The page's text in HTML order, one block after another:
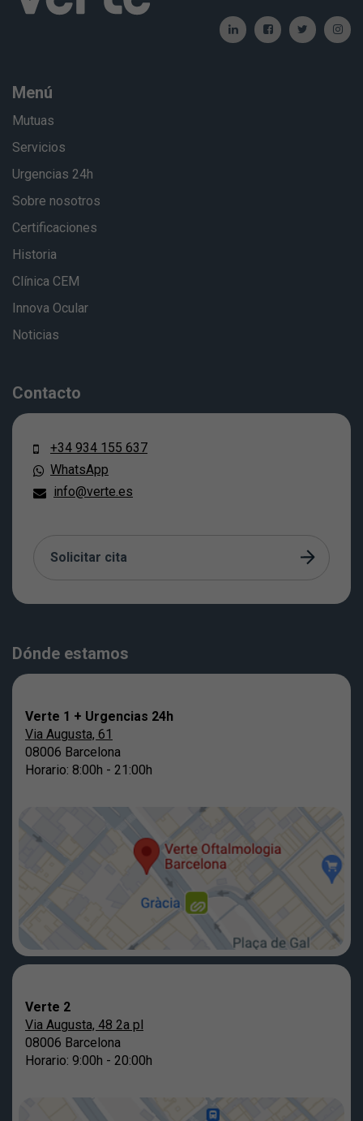
Menú
Mutuas
Servicios
Urgencias 24h
Sobre nosotros
Certificaciones
Historia
Clínica CEM
Innova Ocular
Noticias
Contacto
+34 934 155 637
WhatsApp
info@verte.es
Solicitar cita
Dónde estamos
Verte 1 + Urgencias 24h
Via Augusta, 61
08006 Barcelona
Horario: 8:00h - 21:00h
Verte 2
Via Augusta, 48 2a pl
08006 Barcelona
Horario: 9:00h - 20:00h